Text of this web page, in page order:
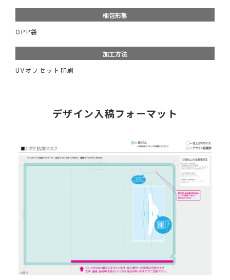
梱包形態
OPP袋
加工方法
UVオフセット印刷
デザイン入稿フォーマット